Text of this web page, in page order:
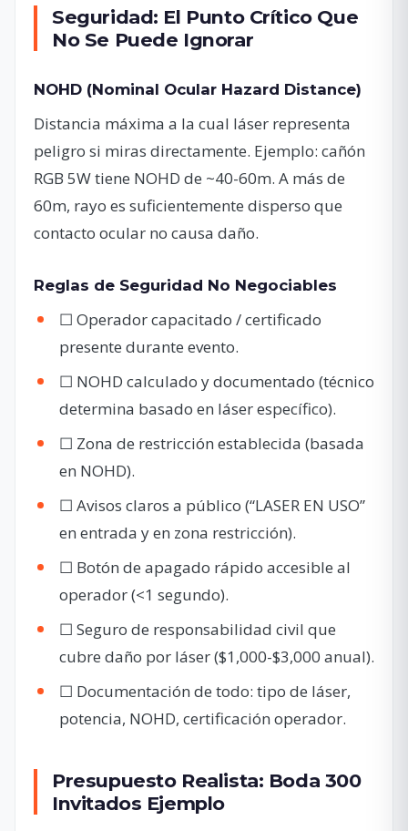
Seguridad: El Punto Crítico Que
No Se Puede Ignorar
NOHD (Nominal Ocular Hazard Distance)
Distancia máxima a la cual láser representa
peligro si miras directamente. Ejemplo: cañón
RGB 5W tiene NOHD de ~40-60m. A más de
60m, rayo es suficientemente disperso que
contacto ocular no causa daño.
Reglas de Seguridad No Negociables
☐ Operador capacitado / certificado
presente durante evento.
☐ NOHD calculado y documentado (técnico
determina basado en láser específico).
☐ Zona de restricción establecida (basada
en NOHD).
☐ Avisos claros a público (“LASER EN USO”
en entrada y en zona restricción).
☐ Botón de apagado rápido accesible al
operador (<1 segundo).
☐ Seguro de responsabilidad civil que
cubre daño por láser ($1,000-$3,000 anual).
☐ Documentación de todo: tipo de láser,
potencia, NOHD, certificación operador.
Presupuesto Realista: Boda 300
Invitados Ejemplo